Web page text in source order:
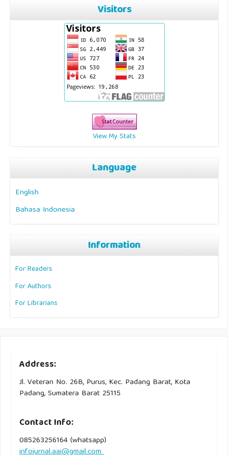
Visitors
View My Stats
Language
English
Bahasa Indonesia
Information
For Readers
For Authors
For Librarians
Address:
Jl. Veteran No. 26B, Purus, Kec. Padang Barat, Kota
Padang, Sumatera Barat 25115
Contact Info:
085263256164 (whatsapp)
infojurnal.aai@gmail.com